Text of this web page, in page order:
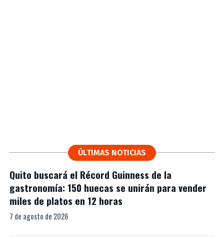
ÚLTIMAS NOTICIAS
Quito buscará el Récord Guinness de la
gastronomía: 150 huecas se unirán para vender
miles de platos en 12 horas
7 de agosto de 2026